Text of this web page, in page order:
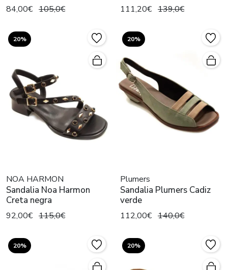
84,00€ 105,0€ 111,20€ 139,0€
20%
NOA HARMON
Sandalia Noa Harmon
Creta negra
92,00€ 115,0€
20%
Plumers
Sandalia Plumers Cadiz
verde
112,00€ 140,0€
20% 20%